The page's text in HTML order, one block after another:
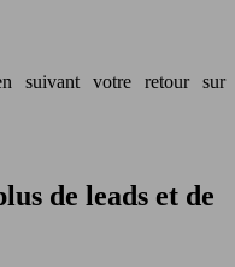
suivant votre retour sur
de leads et de